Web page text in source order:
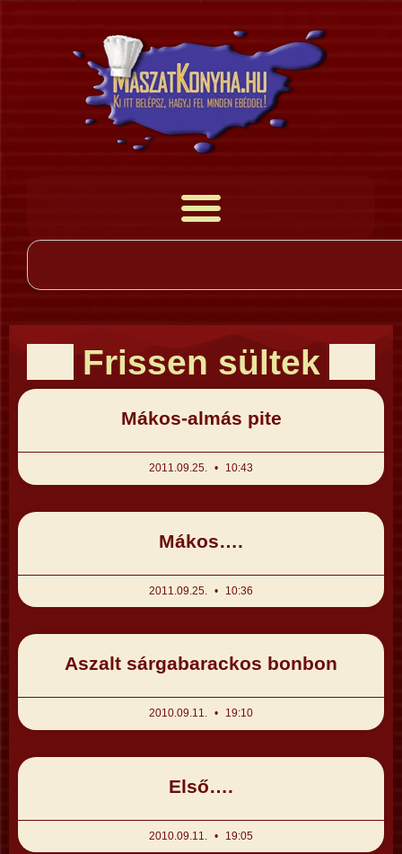
Frissen sültek
Mákos-almás pite
2011.09.25. 10:43
Mákos….
2011.09.25. 10:36
Aszalt sárgabarackos bonbon
2010.09.11. 19:10
Első….
2010.09.11. 19:05